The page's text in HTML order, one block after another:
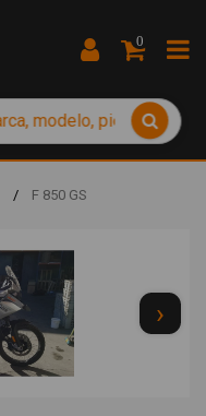
0
/ F 850 GS
›